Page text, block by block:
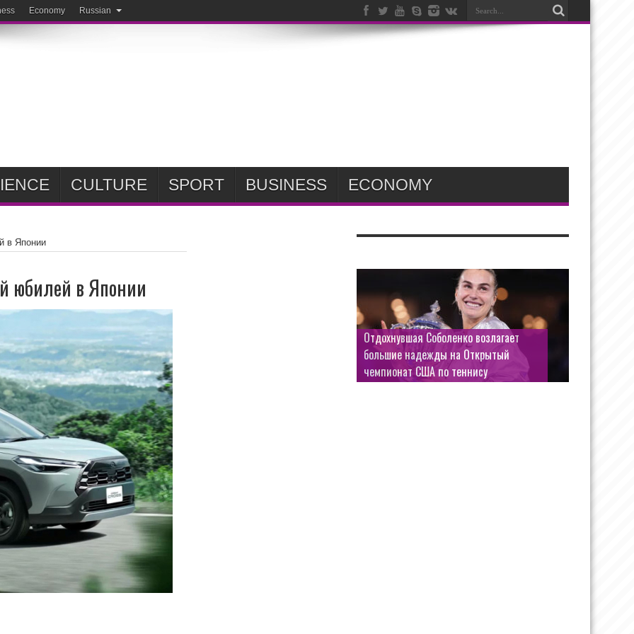
Economy Russian
CULTURE SPORT BUSINESS ECONOMY
в Японии
юбилей в Японии
Отдохнувшая Соболенко возлагает
большие надежды на Открытый
чемпионат США по теннису